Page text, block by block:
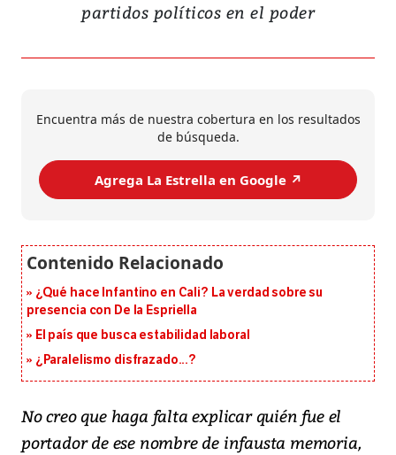
partidos políticos en el poder
Encuentra más de nuestra cobertura en los resultados
de búsqueda.
Agrega La Estrella en Google ↗️
¿Qué hace Infantino en Cali? La verdad sobre su
presencia con De la Espriella
El país que busca estabilidad laboral
¿Paralelismo disfrazado...?
No creo que haga falta explicar quién fue el
portador de ese nombre de infausta memoria,